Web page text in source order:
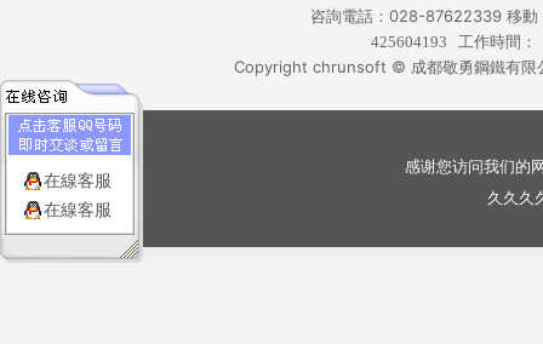
咨詢電話：028-87622339 移動
425604193 工作時間
Copyright chrunsoft © 成都敬勇鋼鐵有
在線客服
在線客服
感谢您访问我们的
久久久